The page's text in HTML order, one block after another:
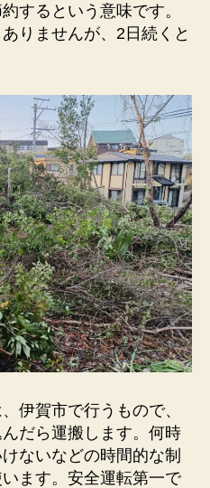
するという意味です。
りませんが、2日続くと
伊賀市で行うもので、
だら運搬します。何時
ないなどの時間的な制
ます。安全運転第一で